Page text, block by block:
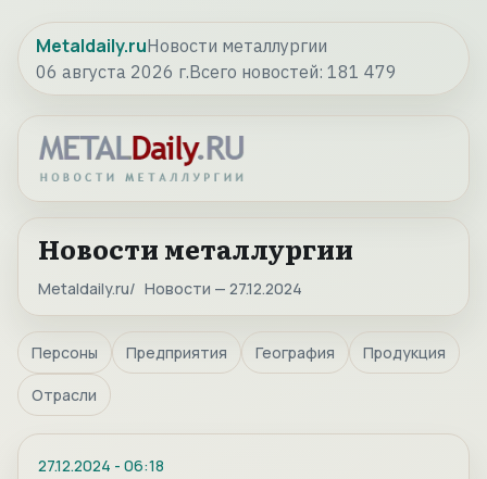
Metaldaily.ruНовости металлургии
06 августа 2026 г.Всего новостей: 181 479
Новости металлургии
Metaldaily.ru Новости — 27.12.2024
Персоны Предприятия География Продукция
Отрасли
27.12.2024 - 06:18